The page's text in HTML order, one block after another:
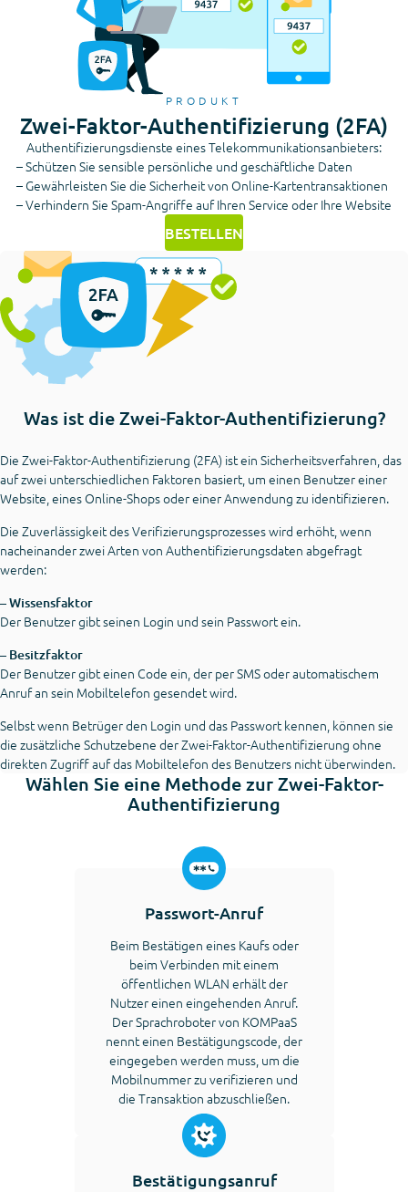
PRODUKT
Zwei-Faktor-Authentifizierung (2FA)
Authentifizierungsdienste eines Telekommunikationsanbieters:
– Schützen Sie sensible persönliche und geschäftliche Daten
– Gewährleisten Sie die Sicherheit von Online-Kartentransaktionen
– Verhindern Sie Spam-Angriffe auf Ihren Service oder Ihre Website
BESTELLEN
Was ist die Zwei-Faktor-Authentifizierung?
Die Zwei-Faktor-Authentifizierung (2FA) ist ein Sicherheitsverfahren, das
auf zwei unterschiedlichen Faktoren basiert, um einen Benutzer einer
Website, eines Online-Shops oder einer Anwendung zu identifizieren.
Die Zuverlässigkeit des Verifizierungsprozesses wird erhöht, wenn
nacheinander zwei Arten von Authentifizierungsdaten abgefragt
werden:
– Wissensfaktor
Der Benutzer gibt seinen Login und sein Passwort ein.
– Besitzfaktor
Der Benutzer gibt einen Code ein, der per SMS oder automatischem
Anruf an sein Mobiltelefon gesendet wird.
Selbst wenn Betrüger den Login und das Passwort kennen, können sie
die zusätzliche Schutzebene der Zwei-Faktor-Authentifizierung ohne
direkten Zugriff auf das Mobiltelefon des Benutzers nicht überwinden.
Wählen Sie eine Methode zur Zwei-Faktor-
Authentifizierung
Passwort-Anruf
Beim Bestätigen eines Kaufs oder
beim Verbinden mit einem
öffentlichen WLAN erhält der
Nutzer einen eingehenden Anruf.
Der Sprachroboter von KOMPaaS
nennt einen Bestätigungscode, der
eingegeben werden muss, um die
Mobilnummer zu verifizieren und
die Transaktion abzuschließen.
Bestätigungsanruf